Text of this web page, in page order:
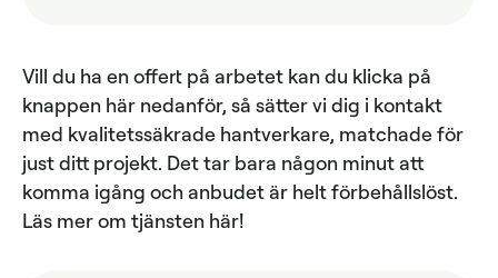
Vill du ha en offert på arbetet kan du klicka på
knappen här nedanför, så sätter vi dig i kontakt
med kvalitetssäkrade hantverkare, matchade för
just ditt projekt. Det tar bara någon minut att
komma igång och anbudet är helt förbehållslöst.
Läs mer om tjänsten här!